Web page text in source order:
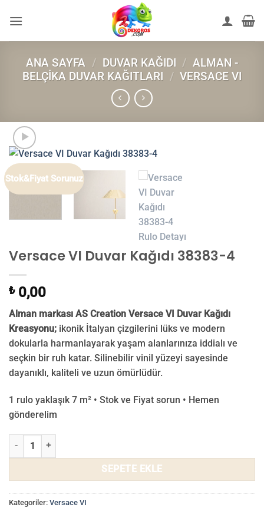
atla
ANA SAYFA / DUVAR KAĞIDI / ALMAN -
BELÇIKA DUVAR KAĞITLARI / VERSACE VI
Stok&Fiyat Sorunuz
Versace VI Duvar Kağıdı 38383-4
₺0,00
Alman markası AS Creation Versace VI Duvar Kağıdı
Kreasyonu; ikonik İtalyan çizgilerini lüks ve modern
dokularla harmanlayarak yaşam alanlarınıza iddialı ve
seçkin bir ruh katar. Silinebilir vinil yüzeyi sayesinde
dayanıklı, kaliteli ve uzun ömürlüdür.
1 rulo yaklaşık 7 m² • Stok ve Fiyat sorun • Hemen
gönderelim
Versace VI Duvar Kağıdı 38383-4 adet
SEPETE EKLE
Kategoriler: Versace VI